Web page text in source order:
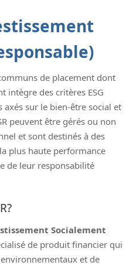
de placement dont
intègre des critères ESG
sur le bien-être social et
peuvent être gérés ou non
et sont destinés à des
plus haute performance
de leur responsabilité
Socialement
de produit financier qui
et de